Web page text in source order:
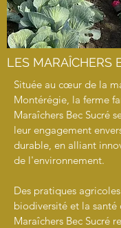
LES MARAÎCHERS
Située au cœur de la
Montérégie, la ferme
Maraîchers Bec Sucré
leur engagement
durable, en alliant
de l'environnement.
Des pratiques
biodiversité et la santé
Maraîchers Bec Sucré